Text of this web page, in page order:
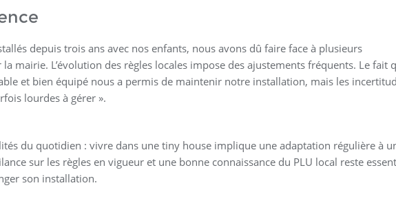
depuis trois ans avec nos enfants, nous avons dû faire face à plusieurs
mairie. L’évolution des règles locales impose des ajustements fréquents. Le fait
et bien équipé nous a permis de maintenir notre installation, mais les
lourdes à gérer ».
du quotidien : vivre dans une tiny house implique une adaptation régulière à
sur les règles en vigueur et une bonne connaissance du PLU local reste
son installation.